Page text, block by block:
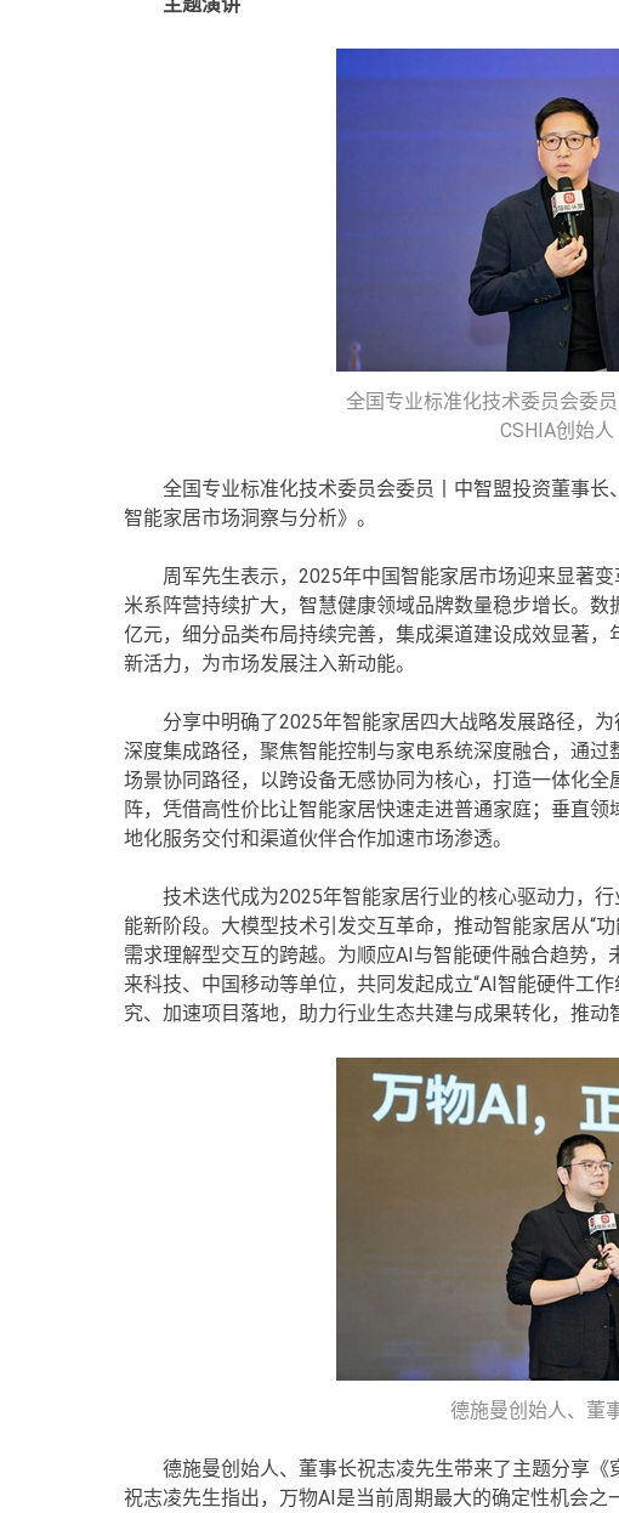
全国专业标准化技术委员会委
CSHIA创始人
全国专业标准化技术委员会委员丨中智盟投资董事
智能家居市场洞察与分析》。
周军先生表示，2025年中国智能家居市场迎来显著
米系阵营持续扩大，智慧健康领域品牌数量稳步增长。
亿元，细分品类布局持续完善，集成渠道建设成效显著
新活力，为市场发展注入新动能。
分享中明确了2025年智能家居四大战略发展路径，
深度集成路径，聚焦智能控制与家电系统深度融合，通
场景协同路径，以跨设备无感协同为核心，打造一体化
阵，凭借高性价比让智能家居快速走进普通家庭；垂直
地化服务交付和渠道伙伴合作加速市场渗透。
技术迭代成为2025年智能家居行业的核心驱动力，
能新阶段。大模型技术引发交互革命，推动智能家居从“
需求理解型交互的跨越。为顺应AI与智能硬件融合趋势
来科技、中国移动等单位，共同发起成立“AI智能硬件工
究、加速项目落地，助力行业生态共建与成果转化，推动
德施曼创始人、董
德施曼创始人、董事长祝志凌先生带来了主题分享《
祝志凌先生指出，万物AI是当前周期最大的确定性机会